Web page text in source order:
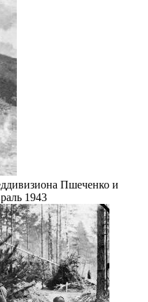
Пшеченко и
1943